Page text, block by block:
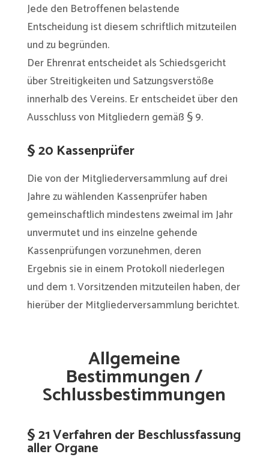
Jede den Betroffenen belastende
Entscheidung ist diesem schriftlich mitzuteilen
und zu begründen.
Der Ehrenrat entscheidet als Schiedsgericht
über Streitigkeiten und Satzungsverstöße
innerhalb des Vereins. Er entscheidet über den
Ausschluss von Mitgliedern gemäß § 9.
§ 20 Kassenprüfer
Die von der Mitgliederversammlung auf drei
Jahre zu wählenden Kassenprüfer haben
gemeinschaftlich mindestens zweimal im Jahr
unvermutet und ins einzelne gehende
Kassenprüfungen vorzunehmen, deren
Ergebnis sie in einem Protokoll niederlegen
und dem 1. Vorsitzenden mitzuteilen haben, der
hierüber der Mitgliederversammlung berichtet.
Allgemeine
Bestimmungen /
Schlussbestimmungen
§ 21 Verfahren der Beschlussfassung
aller Organe